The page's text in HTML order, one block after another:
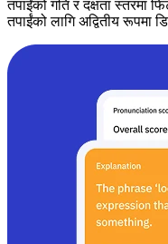
तपाईंको गति र दक्षता स्तरमा
तपाईंको लागि अद्वितीय रूपमा